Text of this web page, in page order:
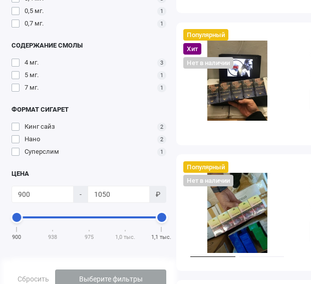
0,5 мг. 1
0,7 мг. 1
СОДЕРЖАНИЕ СМОЛЫ
4 мг. 3
5 мг. 1
7 мг. 1
ФОРМАТ СИГАРЕТ
Кинг сайз 2
Нано 2
Суперслим 1
ЦЕНА
- ₽
900 938 975 1,0 тыс. 1,1 тыс.
Сбросить Выберите фильтры
Популярный
Хит
Нет в наличии
Популярный
Нет в наличии